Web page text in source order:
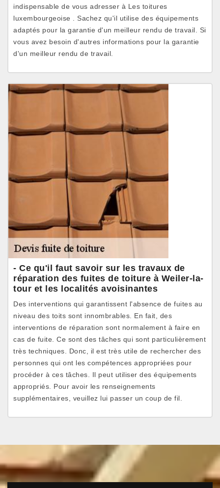
indispensable de vous adresser à Les toitures
luxembourgeoise . Sachez qu'il utilise des équipements
adaptés pour la garantie d'un meilleur rendu de travail. Si
vous avez besoin d'autres informations pour la garantie
d'un meilleur rendu de travail.
- Ce qu'il faut savoir sur les travaux de
réparation des fuites de toiture à Weiler-la-
tour et les localités avoisinantes
Des interventions qui garantissent l'absence de fuites au
niveau des toits sont innombrables. En fait, des
interventions de réparation sont normalement à faire en
cas de fuite. Ce sont des tâches qui sont particulièrement
très techniques. Donc, il est très utile de rechercher des
personnes qui ont les compétences appropriées pour
procéder à ces tâches. Il peut utiliser des équipements
appropriés. Pour avoir les renseignements
supplémentaires, veuillez lui passer un coup de fil.